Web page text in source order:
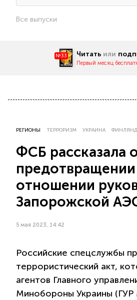
Все выпуски
№33 Читать или
Первый месяц
РЕГИОНЫ ТЕРРОРИЗМ УКРАИНА
ФСБ рассказала
предотвращении
отношении
Запорожской
5 мая 2023, 14:42
Российские спецслужбы
террористический акт,
агентов Главного
Минобороны Украины